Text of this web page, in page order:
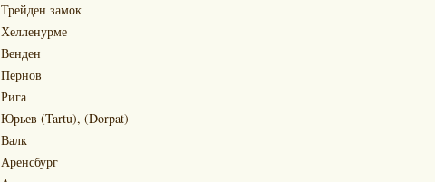
Трейден замок
Хелленурме
Венден
Пернов
Рига
Юрьев (Tartu), (Dorpat)
Валк
Аренсбург